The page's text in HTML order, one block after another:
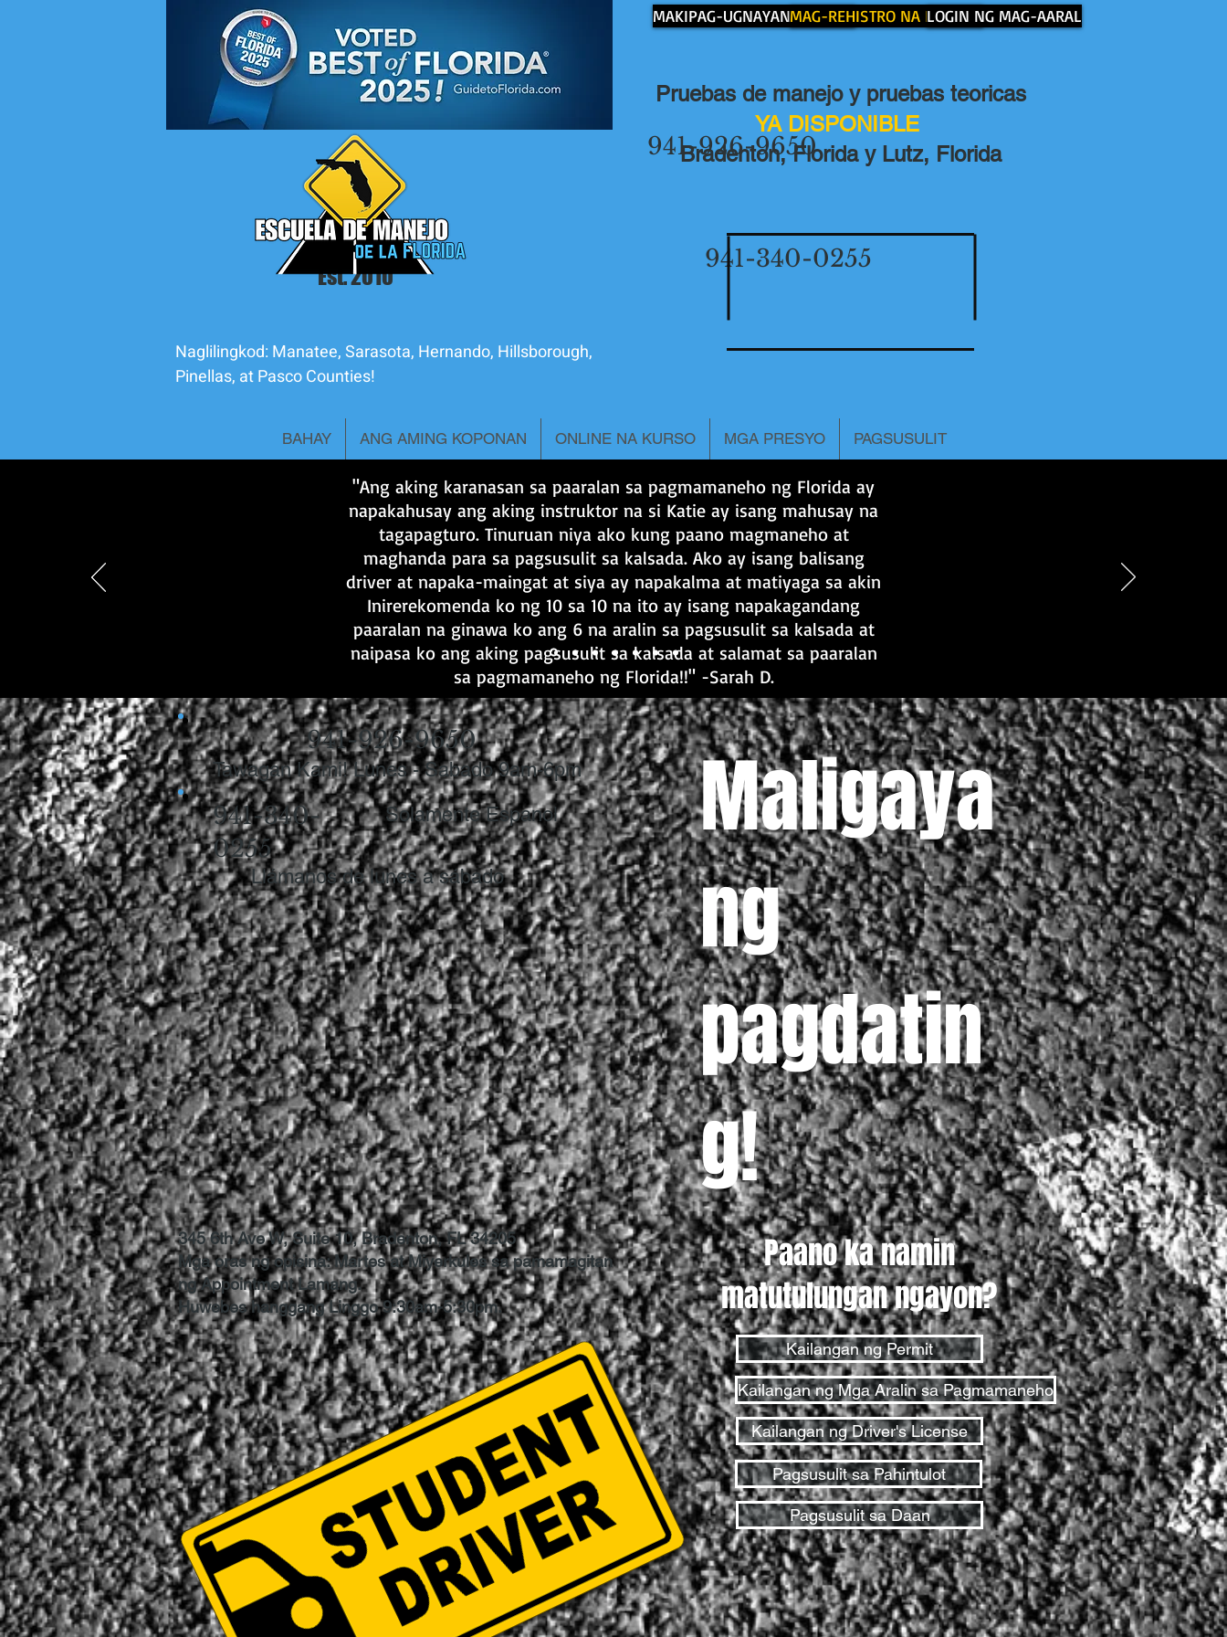
MAKIPAG-UGNAYAN SA AMINMAG-REHISTRO NA NGAYONLOGIN NG MAG-AARAL
941-926-9650
Pruebas de manejo y pruebas teoricas
YA DISPONIBLE
Bradenton, Florida y Lutz, Florida
Est. 2010
941-340-0255
Naglilingkod: Manatee, Sarasota, Hernando, Hillsborough,
Pinellas, at Pasco Counties!
BAHAY ANG AMING KOPONAN ONLINE NA KURSO MGA PRESYO PAGSUSULIT
"Ang aking karanasan sa paaralan sa pagmamaneho ng Florida ay
napakahusay ang aking instruktor na si Katie ay isang mahusay na
tagapagturo. Tinuruan niya ako kung paano magmaneho at
maghanda para sa pagsusulit sa kalsada. Ako ay isang balisang
driver at napaka-maingat at siya ay napakalma at matiyaga sa akin
Inirerekomenda ko ng 10 sa 10 na ito ay isang napakagandang
paaralan na ginawa ko ang 6 na aralin sa pagsusulit sa kalsada at
naipasa ko ang aking pagsusulit sa kalsada at salamat sa paaralan
sa pagmamaneho ng Florida!!" -Sarah D.
941-926-9650
Tawagan Kami! Lunes - Sabado 9am-6pm
941-340-
0255
Llámanos de lunes a sábado
Solamente Espanol
345 6th Ave W, Suite 10, Bradenton, FL 34205
Mga oras ng opisina: Martes at Miyerkules sa pamamagitan
ng Appointment Lamang.
Huwebes hanggang Linggo 9:30am-5:30pm.
Maligaya
ng
pagdatin
g!
Paano ka namin
matutulungan ngayon?
Kailangan ng Permit
Kailangan ng Mga Aralin sa Pagmamaneho
Kailangan ng Driver's License
Pagsusulit sa Pahintulot
Pagsusulit sa Daan